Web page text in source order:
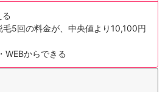
5回の料金が、中央値より10,100円
WEBからできる